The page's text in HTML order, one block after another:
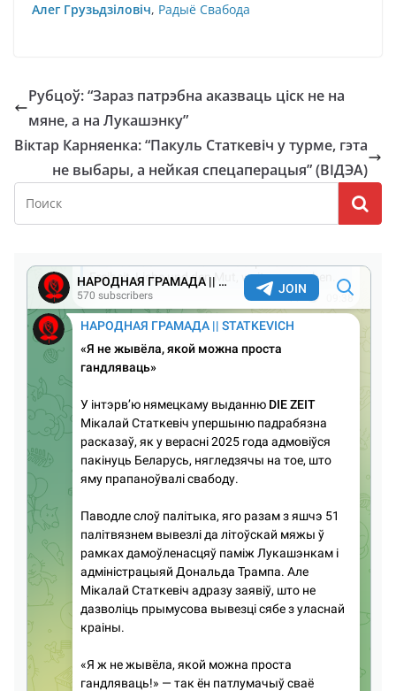
Алег Грузьдзіловіч, Радыё Свабода
Рубцоў: “Зараз патрэбна аказваць ціск не на
мяне, а на Лукашэнку”
Віктар Карняенка: “Пакуль Статкевіч у турме, гэта
не выбары, а нейкая спецаперацыя” (ВІДЭА)